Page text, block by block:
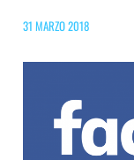
31 MARZO 2018